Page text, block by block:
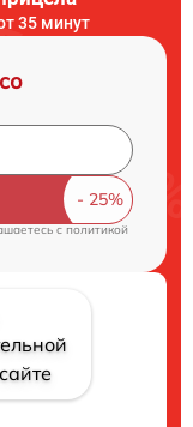
35 минут
cполитикой